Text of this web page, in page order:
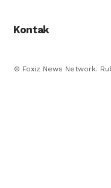
Kontak
© Foxiz News Network.